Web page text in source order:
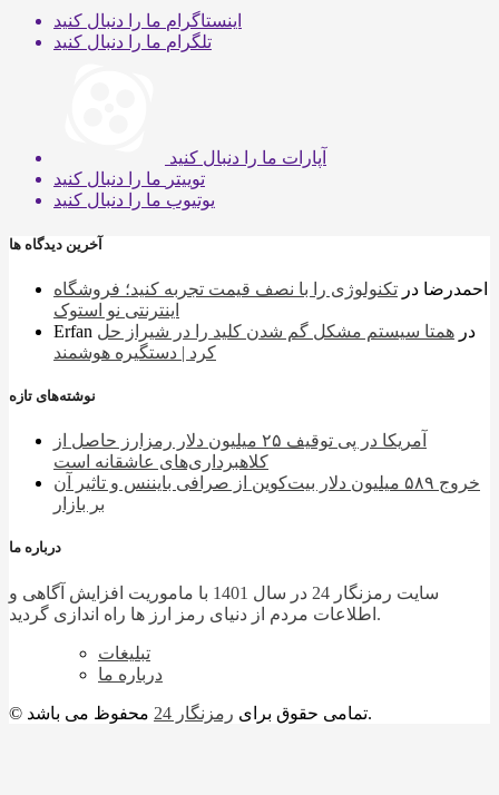
اینستاگرام ما را دنبال کنید
تلگرام ما را دنبال کنید
آپارات ما را دنبال کنید
توییتر ما را دنبال کنید
یوتیوب ما را دنبال کنید
آخرین دیدگاه ها
احمدرضا در تکنولوژی را با نصف قیمت تجربه کنید؛ فروشگاه
اینترنتی نو استوک
Erfan
در همتا سیستم مشکل گم شدن کلید را در شیراز حل
کرد | دستگیره هوشمند
نوشته‌های تازه
آمریکا در پی توقیف ۲۵ میلیون دلار رمزارز حاصل از
کلاهبرداری‌های عاشقانه است
خروج ۵۸۹ میلیون دلار بیت‌کوین از صرافی بایننس و تاثیر آن
بر بازار
درباره ما
سایت رمزنگار 24 در سال 1401 با ماموریت افزایش آگاهی و
اطلاعات مردم از دنیای رمز ارز ها راه اندازی گردید.
تبلیغات
درباره ما
© تمامی حقوق برای رمزنگار 24 محفوظ می باشد.